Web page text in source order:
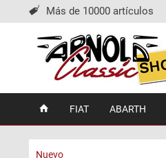
Más de 10000 artículos
FIAT ABARTH
Nuevo